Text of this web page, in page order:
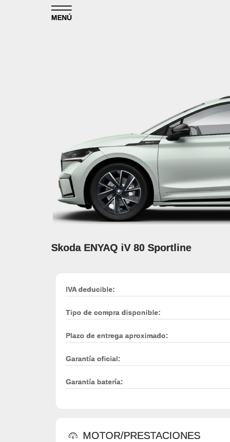
MENÚ
Skoda ENYAQ iV 80 Sportline
IVA deducible:
Tipo de compra disponible:
Plazo de entrega aproximado:
Garantía oficial:
Garantía batería:
MOTOR/PRESTACIONES